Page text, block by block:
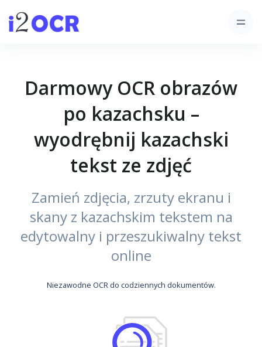
Darmowy OCR obrazów
po kazachsku –
wyodrębnij kazachski
tekst ze zdjęć
Zamień zdjęcia, zrzuty ekranu i
skany z kazachskim tekstem na
edytowalny i przeszukiwalny tekst
online
Niezawodne OCR do codziennych dokumentów.